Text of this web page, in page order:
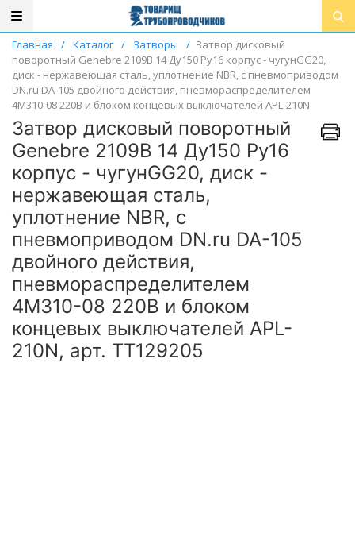
Главная / Каталог / Затворы / Затвор дисковый
поворотный Genebre 2109В 14 Ду150 Ру16 корпус - чугунGG20,
диск - нержавеющая сталь, уплотнение NBR, с пневмоприводом
DN.ru DA-105 двойного действия, пневмораспределителем
4M310-08 220В и блоком концевых выключателей APL-210N
Затвор дисковый поворотный
Genebre 2109В 14 Ду150 Ру16
корпус - чугунGG20, диск -
нержавеющая сталь,
уплотнение NBR, с
пневмоприводом DN.ru DA-105
двойного действия,
пневмораспределителем
4M310-08 220В и блоком
концевых выключателей APL-
210N, арт. ТТ129205